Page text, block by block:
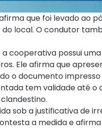
que foi levado ao
local. O condutor
cooperativa possui
Ele afirma que
o documento
tem validade até o
sob a justificativa de
a medida e